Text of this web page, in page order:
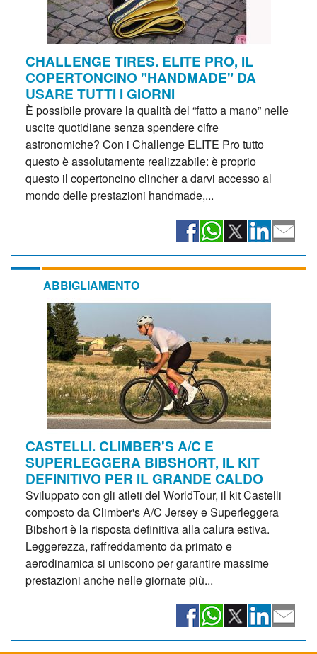
CHALLENGE TIRES. ELITE PRO, IL
COPERTONCINO "HANDMADE" DA
USARE TUTTI I GIORNI
È possibile provare la qualità del “fatto a mano” nelle
uscite quotidiane senza spendere cifre
astronomiche? Con i Challenge ELITE Pro tutto
questo è assolutamente realizzabile: è proprio
questo il copertoncino clincher a darvi accesso al
mondo delle prestazioni handmade,...
ABBIGLIAMENTO
CASTELLI. CLIMBER'S A/C E
SUPERLEGGERA BIBSHORT, IL KIT
DEFINITIVO PER IL GRANDE CALDO
Sviluppato con gli atleti del WorldTour, il kit Castelli
composto da Climber's A/C Jersey e Superleggera
Bibshort è la risposta definitiva alla calura estiva.
Leggerezza, raffreddamento da primato e
aerodinamica si uniscono per garantire massime
prestazioni anche nelle giornate più...